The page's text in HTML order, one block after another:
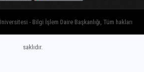
- Bilgi İşlem Daire Başkanlığı, Tüm hakları
saklıdır.